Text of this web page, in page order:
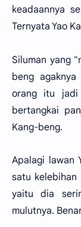
keadaannya
Ternyata Yao
Siluman yang
beng
orang itu jadi
bertangkai
Kang-beng.
Apalagi lawan
satu kelebihan
yaitu dia
mulutnya.